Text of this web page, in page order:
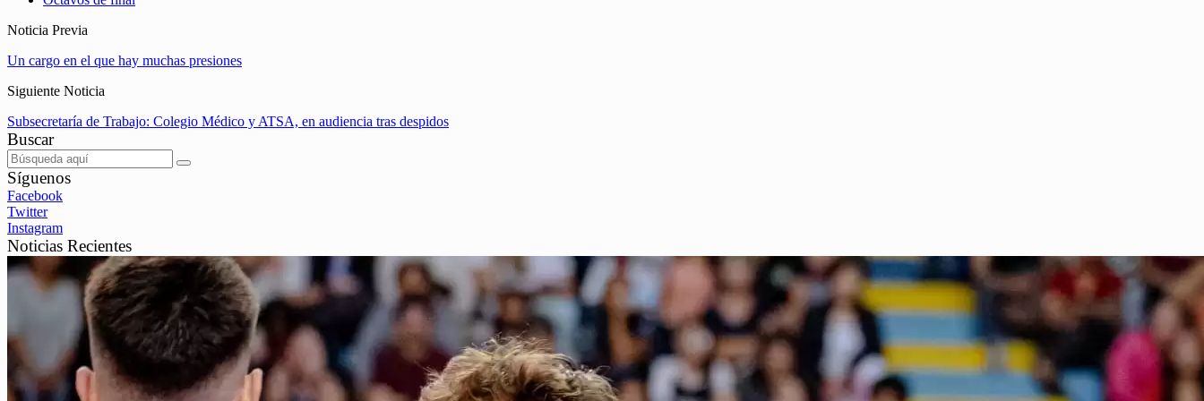
Noticia Previa
Un cargo en el que hay muchas presiones
Siguiente Noticia
Subsecretaría de Trabajo: Colegio Médico y ATSA, en audiencia tras despidos
Buscar
Síguenos
Facebook
Twitter
Instagram
Noticias Recientes